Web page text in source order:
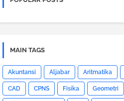
MAIN TAGS
Akuntansi Aljabar Aritmatika
CAD CPNS Fisika Geometri